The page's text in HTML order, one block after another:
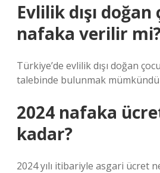
Evlilik dışı doğan
nafaka verilir
Türkiye’de evlilik dışı doğan
talebinde bulunmak
2024 nafaka
kadar?
2024 yılı itibariyle asgari ücret